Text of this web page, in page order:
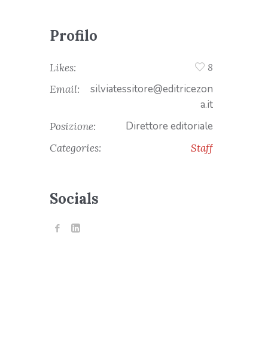
Profilo
Likes: 8
Email:
silviatessitore@editricezon
a.it
Posizione: Direttore editoriale
Categories: Staff
Socials